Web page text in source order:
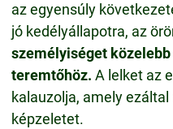
az egyensúly
jó kedélyállapotra, az
személyiséget
teremtőhöz. A lelket az
kalauzolja, amely
képzeletet.